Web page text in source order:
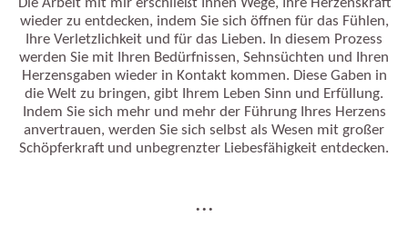
Die Arbeit mit mir erschließt Ihnen Wege, Ihre Herzenskraft
wieder zu entdecken, indem Sie sich öffnen für das Fühlen,
Ihre Verletzlichkeit und für das Lieben. In diesem Prozess
werden Sie mit Ihren Bedürfnissen, Sehnsüchten und Ihren
Herzensgaben wieder in Kontakt kommen. Diese Gaben in
die Welt zu bringen, gibt Ihrem Leben Sinn und Erfüllung.
Indem Sie sich mehr und mehr der Führung Ihres Herzens
anvertrauen, werden Sie sich selbst als Wesen mit großer
Schöpferkraft und unbegrenzter Liebesfähigkeit entdecken.
...